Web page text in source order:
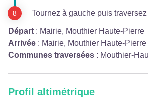
Tournez à gauche puis
Départ : Mairie, Mouthier Haute-Pierre
Arrivée : Mairie, Mouthier Haute-Pierre
Communes traversées : Mouthier-
Profil altimétrique